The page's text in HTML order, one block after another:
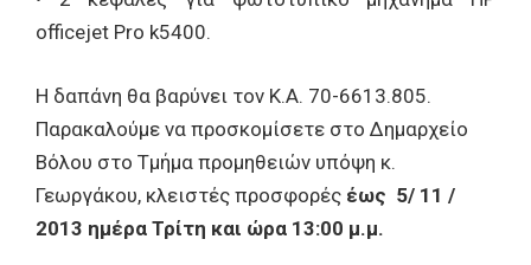
officejet Pro k5400.
Η δαπάνη θα βαρύνει τον Κ.Α. 70-6613.805.
Παρακαλούμε να προσκομίσετε στο Δημαρχείο
Βόλου στο Τμήμα προμηθειών υπόψη κ.
Γεωργάκου, κλειστές προσφορές έως 5/ 11 /
2013 ημέρα Τρίτη και ώρα 13:00 μ.μ.